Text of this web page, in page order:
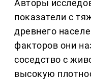
Авторы
показатели с
древнего
факторов они
соседство с
высокую